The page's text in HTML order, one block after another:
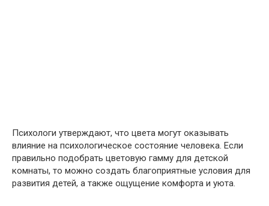
Психологи утверждают, что цвета могут оказывать
влияние на психологическое состояние человека. Если
правильно подобрать цветовую гамму для детской
комнаты, то можно создать благоприятные условия для
развития детей, а также ощущение комфорта и уюта.